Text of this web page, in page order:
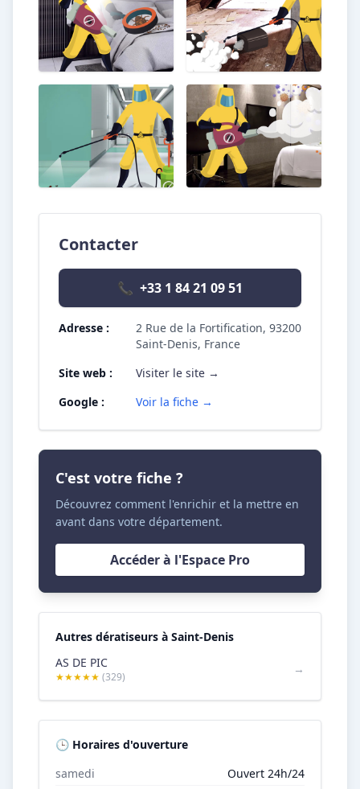
Contacter
📞 +33 1 84 21 09 51
Adresse :
2 Rue de la Fortification, 93200
Saint-Denis, France
Site web :
Visiter le site →
Google :
Voir la fiche →
C'est votre fiche ?
Découvrez comment l'enrichir et la mettre en
avant dans votre département.
Accéder à l'Espace Pro
Autres dératiseurs à Saint-Denis
AS DE PIC
★★★★★ (329)
→
🕒 Horaires d'ouverture
samedi
Ouvert 24h/24